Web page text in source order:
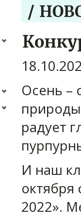
/
Осень –
радует
И наш
2022».